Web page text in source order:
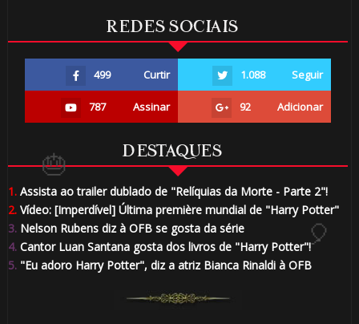
REDES SOCIAIS
499 Curtir 1.088 Seguir
787 Assinar 92 Adicionar
DESTAQUES
1.Assista ao trailer dublado de "Relíquias da Morte - Parte 2"!
2.Vídeo: [Imperdível] Última première mundial de "Harry Potter"
3.Nelson Rubens diz à OFB se gosta da série
4.Cantor Luan Santana gosta dos livros de "Harry Potter"!
5."Eu adoro Harry Potter", diz a atriz Bianca Rinaldi à OFB
1️⃣ 8️⃣
🎂
1️⃣ 8️⃣
1️⃣ 8️⃣